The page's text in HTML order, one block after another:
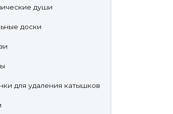
души
доски
для удаления катышков